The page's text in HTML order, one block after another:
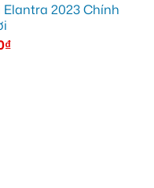
2023 Chính
₫